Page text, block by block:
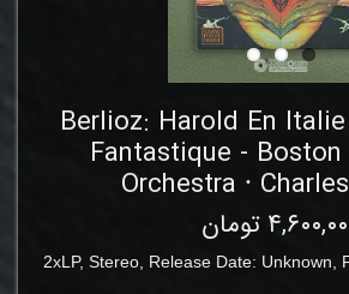
Berlioz: Harold En Italie
Fantastique - Boston
Orchestra ⸱
تومان
2xLP, Stereo Release Date: Unknown